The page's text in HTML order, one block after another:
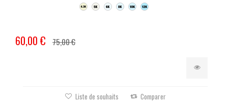
60,00 € 75,00 €
Liste de souhaits Comparer